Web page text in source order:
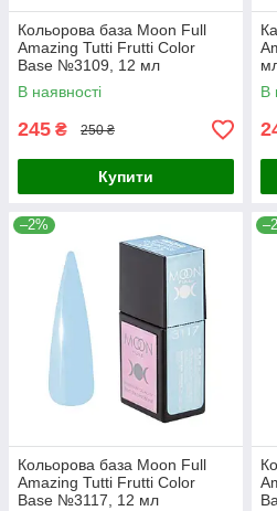
Кольорова база Moon Full
Amazing Tutti Frutti Color
Base №3109, 12 мл
В наявності
245 ₴ 250 ₴
Купити
В
–2%
Кольорова база Moon Full
Amazing Tutti Frutti Color
Base №3117, 12 мл